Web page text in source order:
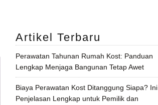
Artikel Terbaru
Perawatan Tahunan Rumah Kost: Panduan
Lengkap Menjaga Bangunan Tetap Awet
Biaya Perawatan Kost Ditanggung Siapa? Ini
Penjelasan Lengkap untuk Pemilik dan